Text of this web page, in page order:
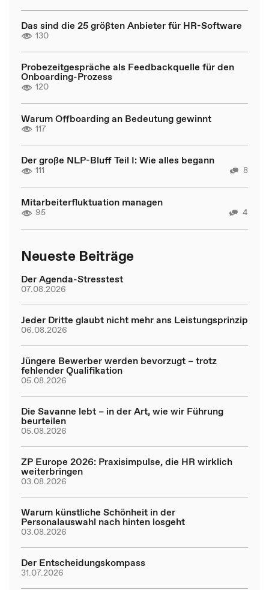
Das sind die 25 größten Anbieter für HR-Software
130
Probezeitgespräche als Feedbackquelle für den
Onboarding-Prozess
120
Warum Offboarding an Bedeutung gewinnt
117
Der große NLP-Bluff Teil I: Wie alles begann
111 8
Mitarbeiterfluktuation managen
95 4
Neueste Beiträge
Der Agenda-Stresstest
07.08.2026
Jeder Dritte glaubt nicht mehr ans Leistungsprinzip
06.08.2026
Jüngere Bewerber werden bevorzugt – trotz
fehlender Qualifikation
05.08.2026
Die Savanne lebt – in der Art, wie wir Führung
beurteilen
05.08.2026
ZP Europe 2026: Praxisimpulse, die HR wirklich
weiterbringen
03.08.2026
Warum künstliche Schönheit in der
Personalauswahl nach hinten losgeht
03.08.2026
Der Entscheidungskompass
31.07.2026